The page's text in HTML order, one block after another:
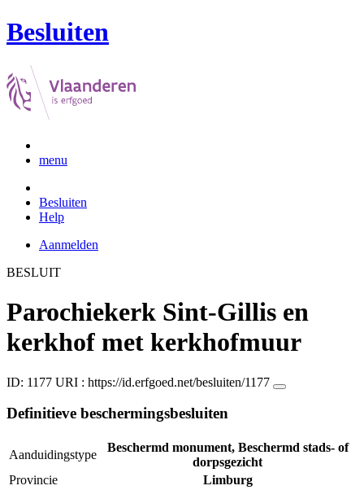
Besluiten
menu
Besluiten
Help
Aanmelden
BESLUIT
Parochiekerk Sint-Gillis en
kerkhof met kerkhofmuur
ID: 1177 URI : https://id.erfgoed.net/besluiten/1177
Definitieve beschermingsbesluiten
Aanduidingstype
Beschermd monument, Beschermd stads- of
dorpsgezicht
Provincie
Limburg